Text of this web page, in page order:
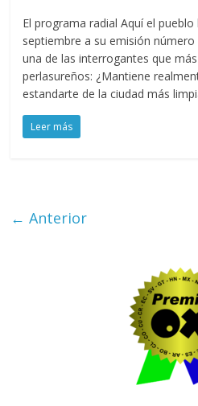
El programa radial Aquí el
septiembre a su emisión
una de las interrogantes que
perlasureños: ¿Mantiene
estandarte de la ciudad más
Leer más
← Anterior